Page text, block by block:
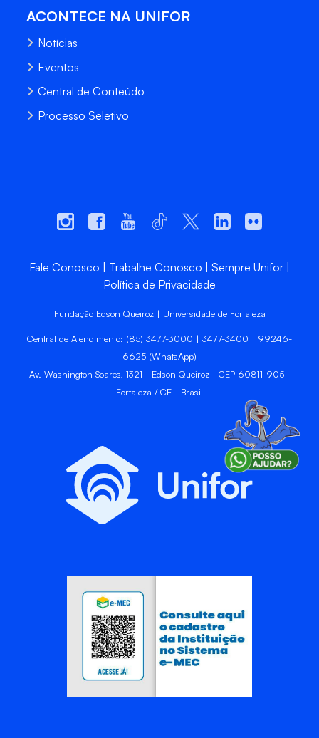
ACONTECE NA UNIFOR
Notícias
Eventos
Central de Conteúdo
Processo Seletivo
Fale Conosco Trabalhe Conosco
Sempre Unifor
Política de Privacidade
Fundação Edson Queiroz | Universidade de Fortaleza
Central de Atendimento: (85) 3477-3000 | 3477-3400 | 99246-
6625 (WhatsApp)
Av. Washington Soares, 1321 - Edson Queiroz - CEP 60811-905 -
Fortaleza / CE - Brasil